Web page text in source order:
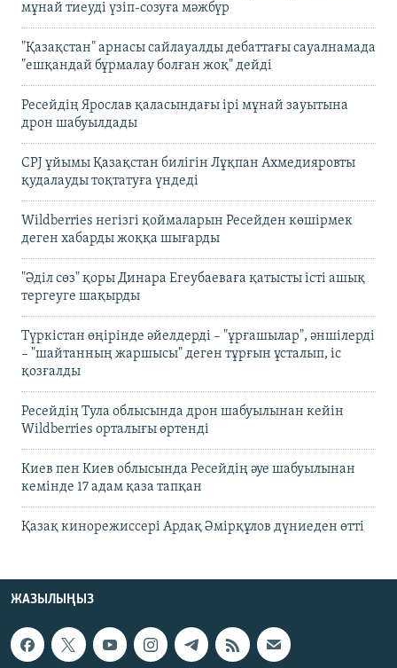
мұнай тиеуді үзіп-созуға мәжбүр
"Қазақстан" арнасы сайлауалды дебаттағы сауалнамада
"ешқандай бұрмалау болған жоқ" дейді
Ресейдің Ярослав қаласындағы ірі мұнай зауытына
дрон шабуылдады
CPJ ұйымы Қазақстан билігін Лұқпан Ахмедияровты
қудалауды тоқтатуға үндеді
Wildberries негізгі қоймаларын Ресейден көшірмек
деген хабарды жоққа шығарды
"Әділ сөз" қоры Динара Егеубаеваға қатысты істі ашық
тергеуге шақырды
Түркістан өңірінде әйелдерді – "ұрғашылар", әншілерді
– "шайтанның жаршысы" деген тұрғын ұсталып, іс
қозғалды
Ресейдің Тула облысында дрон шабуылынан кейін
Wildberries орталығы өртенді
Киев пен Киев облысында Ресейдің әуе шабуылынан
кемінде 17 адам қаза тапқан
Қазақ кинорежиссері Ардақ Әмірқұлов дүниеден өтті
ЖАЗЫЛЫҢЫЗ